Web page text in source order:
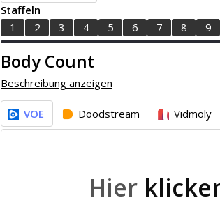
Staffeln
1
2 3 4 5 6 7 8 9
Body Count
Beschreibung anzeigen
VOE Doodstream Vidmoly
Hier